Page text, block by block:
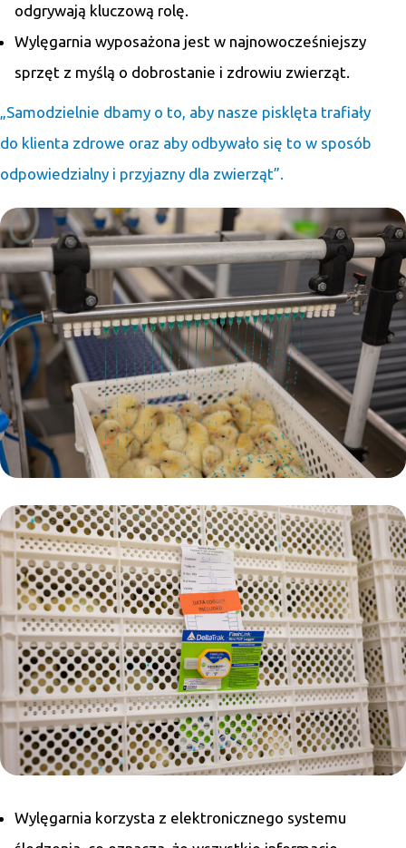
odgrywają kluczową rolę.
Wylęgarnia wyposażona jest w najnowocześniejszy
sprzęt z myślą o dobrostanie i zdrowiu zwierząt.
„Samodzielnie dbamy o to, aby nasze pisklęta trafiały
do klienta zdrowe oraz aby odbywało się to w sposób
odpowiedzialny i przyjazny dla zwierząt”.
Wylęgarnia korzysta z elektronicznego systemu